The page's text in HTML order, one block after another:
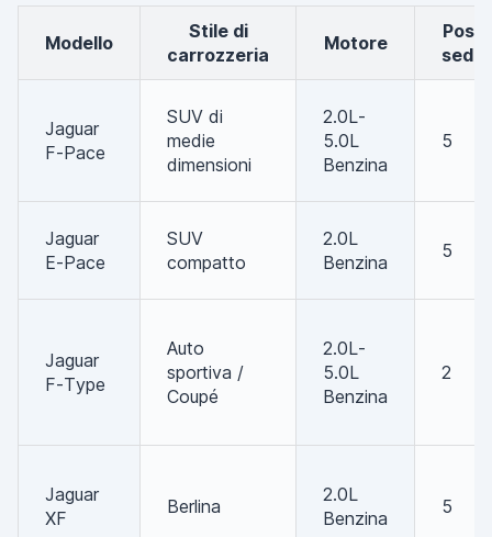
Modello
Stile di
carrozzeria
Motore
Posti a
Jaguar
F-Pace
SUV di
medie
dimensioni
2.0L-
5.0L
Benzina
5
Jaguar
E-Pace
SUV
compatto
2.0L
Benzina
5
Jaguar
F-Type
Auto
sportiva /
Coupé
2.0L-
5.0L
Benzina
2
Jaguar
XF
Berlina
2.0L
Benzina
5